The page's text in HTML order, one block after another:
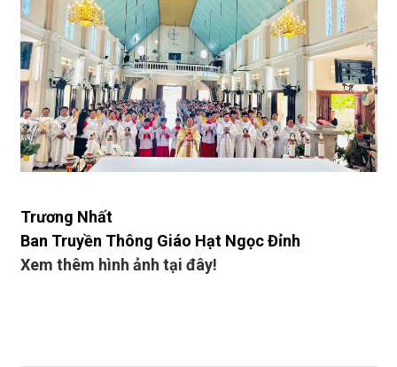
Trương Nhất
Ban Truyền Thông Giáo Hạt Ngọc Đỉnh
Xem thêm hình ảnh tại đây!